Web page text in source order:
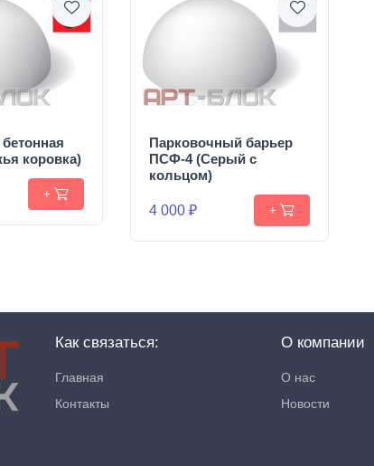
коровка)
+
Парковочный барьер
ПСФ-4 (Серый с
кольцом)
4 000 ₽ +
Как связаться:
Главная
Контакты
О компании
О нас
Новости